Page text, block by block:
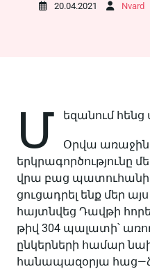
20.04.2021 Nvard
Մ եզանում հենց
Օրվա առաջին
երկրագործությունը
վրա բաց
ցուցադրել ենք մեր այս
հայտնվեց Դավթի
թիվ 304 պալատի՝
ընկերների համար
հանապազօրյա հաց—